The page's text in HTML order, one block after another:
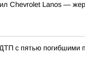
Chevrolet Lanos —
с пятью погибшими